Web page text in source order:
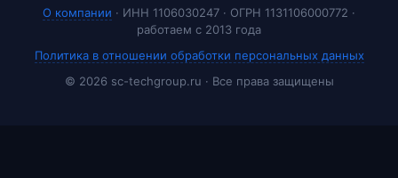
О компании · ИНН 1106030247 · ОГРН 1131106000772 ·
работаем с 2013 года
Политика в отношении обработки персональных данных
© 2026 sc-techgroup.ru · Все права защищены